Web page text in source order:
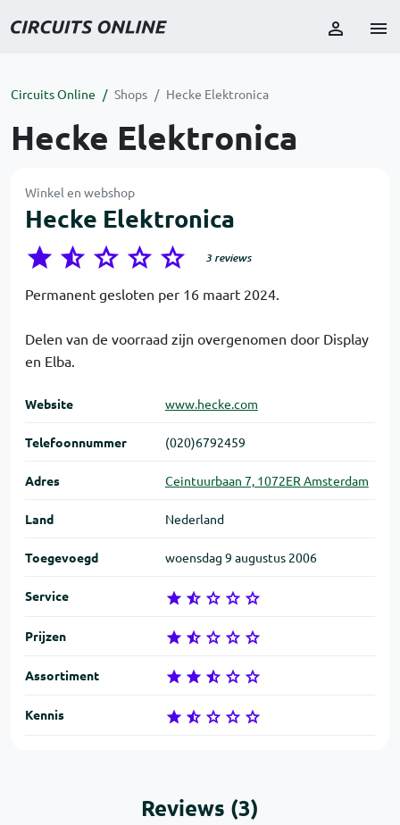
Circuits Online Shops Hecke Elektronica
Hecke Elektronica
Winkel en webshop
Hecke Elektronica
3 reviews
Permanent gesloten per 16 maart 2024.
Delen van de voorraad zijn overgenomen door Display
en Elba.
Website www.hecke.com
Telefoon­nummer (020)6792459
Adres Ceintuurbaan 7, 1072ER Amsterdam
Land Nederland
Toegevoegd woensdag 9 augustus 2006
Service
Prijzen
Assortiment
Kennis
Reviews (3)